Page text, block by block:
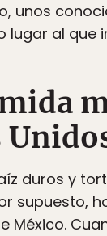
unos
lugar al que
duros y
supuesto,
México.